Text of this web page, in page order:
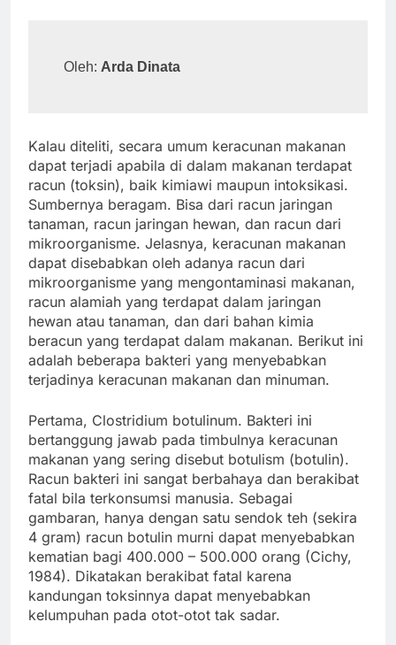
Oleh: Arda Dinata
Kalau diteliti, secara umum keracunan makanan
dapat terjadi apabila di dalam makanan terdapat
racun (toksin), baik kimiawi maupun intoksikasi.
Sumbernya beragam. Bisa dari racun jaringan
tanaman, racun jaringan hewan, dan racun dari
mikroorganisme. Jelasnya, keracunan makanan
dapat disebabkan oleh adanya racun dari
mikroorganisme yang mengontaminasi makanan,
racun alamiah yang terdapat dalam jaringan
hewan atau tanaman, dan dari bahan kimia
beracun yang terdapat dalam makanan. Berikut ini
adalah beberapa bakteri yang menyebabkan
terjadinya keracunan makanan dan minuman.
Pertama, Clostridium botulinum. Bakteri ini
bertanggung jawab pada timbulnya keracunan
makanan yang sering disebut botulism (botulin).
Racun bakteri ini sangat berbahaya dan berakibat
fatal bila terkonsumsi manusia. Sebagai
gambaran, hanya dengan satu sendok teh (sekira
4 gram) racun botulin murni dapat menyebabkan
kematian bagi 400.000 – 500.000 orang (Cichy,
1984). Dikatakan berakibat fatal karena
kandungan toksinnya dapat menyebabkan
kelumpuhan pada otot-otot tak sadar.